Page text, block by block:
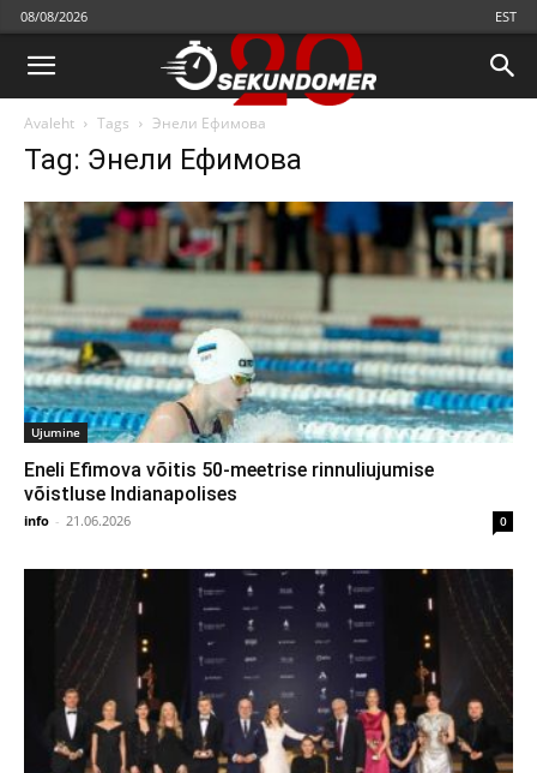
08/08/2026 EST
Avaleht Tags Энели Ефимова
Tag: Энели Ефимова
Ujumine
Eneli Efimova võitis 50-meetrise rinnuliujumise
võistluse Indianapolises
info - 21.06.2026 0